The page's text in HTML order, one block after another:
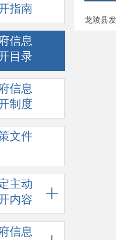
指南
信息
目录
信息
制度
文件
主动
内容
信息
龙陵县